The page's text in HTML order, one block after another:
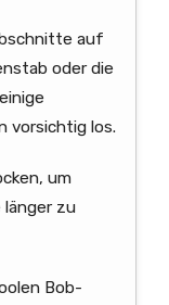
auf
oder die
vorsichtig los.
um
länger zu
Bob-